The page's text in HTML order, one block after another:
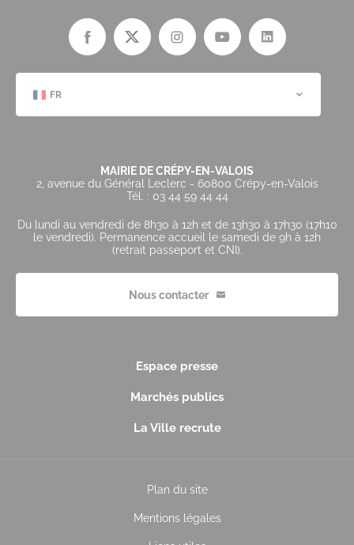
FR
MAIRIE DE CRÉPY-EN-VALOIS
2, avenue du Général Leclerc - 60800 Crépy-en-Valois
Tél. : 03 44 59 44 44
Du lundi au vendredi de 8h30 à 12h et de 13h30 à 17h30 (17h10
le vendredi). Permanence accueil le samedi de 9h à 12h
(retrait passeport et CNI).
Nous contacter
Espace presse
Marchés publics
La Ville recrute
Plan du site
Mentions légales